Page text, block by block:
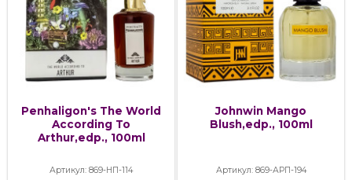
Penhaligon's The World
According To
Arthur,edp., 100ml
Артикул: 869-НП-114
Johnwin Mango
Blush,edp., 100ml
Артикул: 869-АРП-194